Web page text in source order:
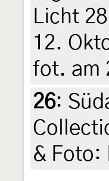
Licht
12.
fot. am
26:
& Foto: